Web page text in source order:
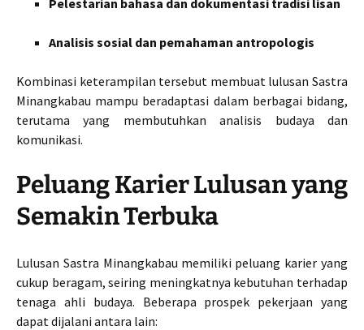
Pelestarian bahasa dan dokumentasi tradisi lisan
Analisis sosial dan pemahaman antropologis
Kombinasi keterampilan tersebut membuat lulusan Sastra
Minangkabau mampu beradaptasi dalam berbagai bidang,
terutama yang membutuhkan analisis budaya dan
komunikasi.
Peluang Karier Lulusan yang
Semakin Terbuka
Lulusan Sastra Minangkabau memiliki peluang karier yang
cukup beragam, seiring meningkatnya kebutuhan terhadap
tenaga ahli budaya. Beberapa prospek pekerjaan yang
dapat dijalani antara lain: